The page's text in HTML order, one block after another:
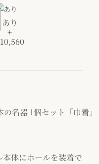
あり
+
の名器 1個セット「巾着」
本体にホールを装着で